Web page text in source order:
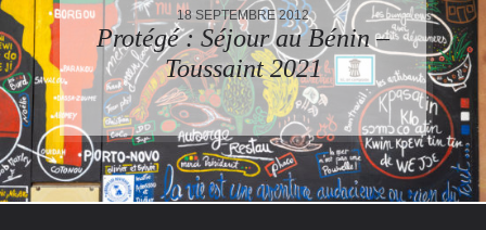
18 SEPTEMBRE 2012
Protégé : Séjour au Bénin –
Toussaint 2021